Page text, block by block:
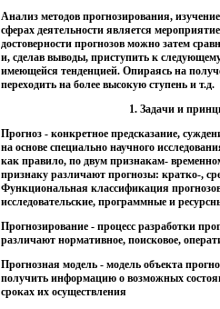
Анализ методов прогнозирования,
сферах деятельности является
достоверности прогнозов можно затем
и, сделав выводы, приступить к
имеющейся тенденцией. Опираясь на
переходить на более высокую ступень и т.д.
1. Задачи и
Прогноз - конкретное предсказание,
на основе специально научного
как правило, по двум признакам-
признаку различают прогнозы: кратко-,
Функциональная классификация
исследовательские, программные и
Прогнозирование - процесс разработки
различают нормативное, поисковое,
Прогнозная модель - модель объекта
получить информацию о возможных
сроках их осуществления